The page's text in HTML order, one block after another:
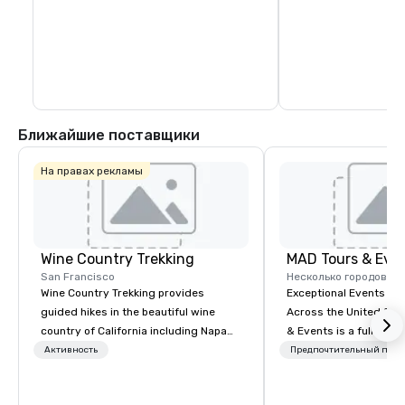
Ближайшие поставщики
На правах рекламы
Wine Country Trekking
San Francisco
Wine Country Trekking provides
guided hikes in the beautiful wine
country of California including Napa
and Sonoma Valleys. These
Активность
MAD Tours &
Несколько городов
Exceptional Events &
Across the United States! MAD
& Events is a full-
Management
Предпочтительный